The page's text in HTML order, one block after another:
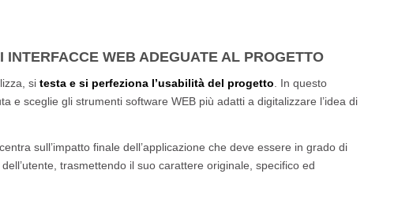
INTERFACCE WEB ADEGUATE AL PROGETTO
si testa e si perfeziona l’usabilità del progetto. In questo
e sceglie gli strumenti software WEB più adatti a digitalizzare l’idea di
sull’impatto finale dell’applicazione che deve essere in grado di
trasmettendo il suo carattere originale, specifico ed